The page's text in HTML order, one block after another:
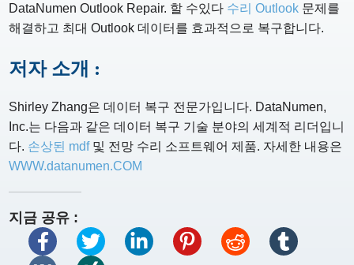
DataNumen Outlook Repair. 할 수있다 수리 Outlook 문제를
해결하고 최대 Outlook 데이터를 효과적으로 복구합니다.
저자 소개 :
Shirley Zhang은 데이터 복구 전문가입니다. DataNumen,
Inc.는 다음과 같은 데이터 복구 기술 분야의 세계적 리더입니
다. 손상된 mdf및 전망 수리 소프트웨어 제품. 자세한 내용은
WWW.datanumen.COM
지금 공유 :